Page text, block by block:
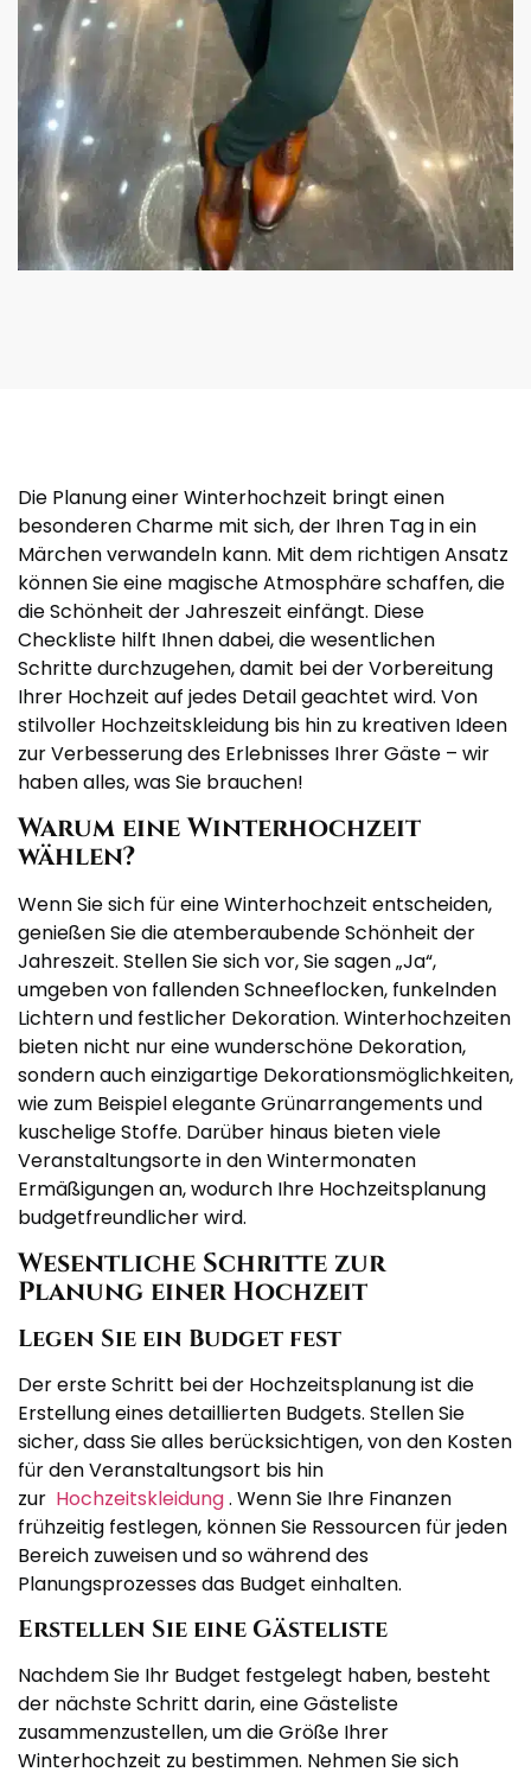
Die Planung einer Winterhochzeit bringt einen
besonderen Charme mit sich, der Ihren Tag in ein
Märchen verwandeln kann. Mit dem richtigen Ansatz
können Sie eine magische Atmosphäre schaffen, die
die Schönheit der Jahreszeit einfängt. Diese
Checkliste hilft Ihnen dabei, die wesentlichen
Schritte durchzugehen, damit bei der Vorbereitung
Ihrer Hochzeit auf jedes Detail geachtet wird. Von
stilvoller Hochzeitskleidung bis hin zu kreativen Ideen
zur Verbesserung des Erlebnisses Ihrer Gäste – wir
haben alles, was Sie brauchen!
Warum eine Winterhochzeit
wählen?
Wenn Sie sich für eine Winterhochzeit entscheiden,
genießen Sie die atemberaubende Schönheit der
Jahreszeit. Stellen Sie sich vor, Sie sagen „Ja“,
umgeben von fallenden Schneeflocken, funkelnden
Lichtern und festlicher Dekoration. Winterhochzeiten
bieten nicht nur eine wunderschöne Dekoration,
sondern auch einzigartige Dekorationsmöglichkeiten,
wie zum Beispiel elegante Grünarrangements und
kuschelige Stoffe. Darüber hinaus bieten viele
Veranstaltungsorte in den Wintermonaten
Ermäßigungen an, wodurch Ihre Hochzeitsplanung
budgetfreundlicher wird.
Wesentliche Schritte zur
Planung einer Hochzeit
Legen Sie ein Budget fest
Der erste Schritt bei der Hochzeitsplanung ist die
Erstellung eines detaillierten Budgets. Stellen Sie
sicher, dass Sie alles berücksichtigen, von den Kosten
für den Veranstaltungsort bis hin
zur Hochzeitskleidung. Wenn Sie Ihre Finanzen
frühzeitig festlegen, können Sie Ressourcen für jeden
Bereich zuweisen und so während des
Planungsprozesses das Budget einhalten.
Erstellen Sie eine Gästeliste
Nachdem Sie Ihr Budget festgelegt haben, besteht
der nächste Schritt darin, eine Gästeliste
zusammenzustellen, um die Größe Ihrer
Winterhochzeit zu bestimmen. Nehmen Sie sich